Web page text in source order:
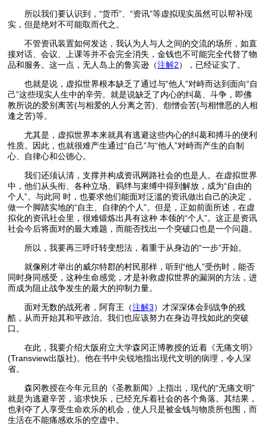
所以我们要认识到，“货币”、“资讯”等虚拟现实虽然可以帮补现
实，但是绝对不可能取而代之。
不管资讯装置如何发达，我认为人与人之间的交流的场所，如直
接对话、会议、上课等并不会完全消失，金钱也不可能完全代替了物
品和服务。这一点，无人岛上的鲁宾逊（注解2），已经证实了。
也就是说，虚拟世界根本缺乏了通过与“他人”对峙而达到面向“自
己”这些现实人生中的辛劳。就是说缺乏了内心的纠葛、斗争，即佛
教所说的爱别离苦(与相爱的人分离之苦)、怨憎会苦(与相憎恶的人相
逢之苦)等。
尤其是，虚拟世界本来就具有逃避这些内心的纠葛和搏斗的便利
性质。因此，也就很难产生通过“自己”与“他人”对峙而产生的自制
心、自律心和公德心。
我们还须认清，支撑并构成资讯网路社会的也是人。在虚拟世界
中，他们从头衔、各种立场、羁绊与束缚中得到解放，成为“自由的
个人”。与此同 时，也要求他们能面对泛滥的资讯做出自己的决定，
做一个脚踏实地的“自主、自律的个人”。但是，正如前面所述，在虚
拟化的资讯社会里，很难锻炼出具有这种 本领的“个人”。这正是资讯
社会今后将面对的最大难题，而能否找出一个突破口也是一个问题。
所以，我要再三呼吁转变想法，着重于从身边的“一步”开始。
就像刚才举出的威尔特郡的村民那样，听到“他人”受伤时，能否
同时身同感受，这种生命感觉，才是补救虚拟世界的漏洞的方法，进
而成为阻止战争发生的最大的抑制力量。
面对无数的战死者，阿育王（注解3）才深深体会到战争的残
酷，从而开始其和平政治。我们也应该努力在身边寻找如此的突破
口。
在此，我要介绍大阪府立大学森冈正博教授的近着《无痛文明》
(Transview出版社)。他在书中尖锐地指出现代文明的病理，令人深
省。
森冈教授在今年元旦的《圣教新闻》上指出，现代的“无痛文明”
就是为逃避辛苦，追求快乐，已经充斥着社会的各个角落。其结果，
也剥夺了人享受生命欢乐的机会，使人只是被金钱与物质所包围，而
生活在不能痛感欢乐的空虚中。